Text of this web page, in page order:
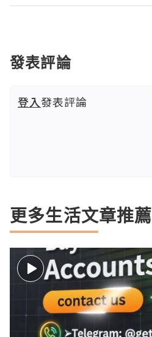
發表評論
登入發表評論
更多生活文章推薦